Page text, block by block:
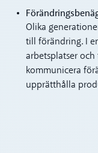
Olika
till förändring. I
arbetsplatser
kommunicera
upprätthålla